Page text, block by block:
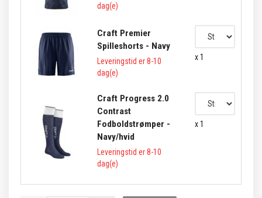
dag(e)
Craft Premier
Spilleshorts - Navy
Leveringstid er 8-10
dag(e)
x 1
Craft Progress 2.0
Contrast
Fodboldstrømper -
Navy/hvid
Leveringstid er 8-10
dag(e)
x 1